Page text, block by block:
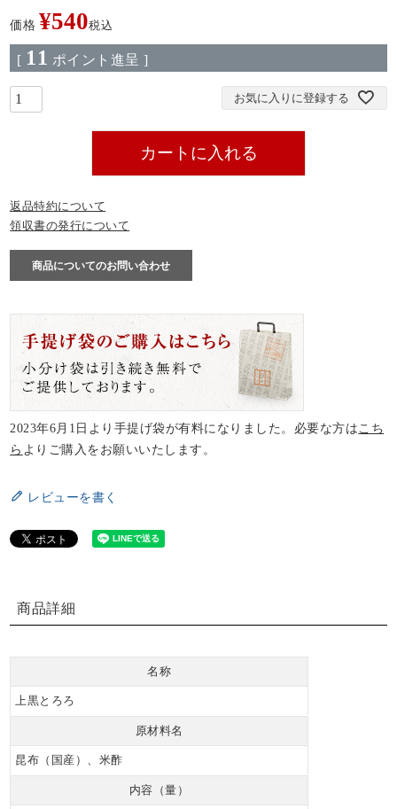
価格 ¥540税込
[ 11 ポイント進呈 ]
お気に入りに登録する
カートに入れる
返品特約について
領収書の発行について
商品についてのお問い合わせ
2023年6月1日より手提げ袋が有料になりました。必要な方はこち
ら よりご購入をお願いいたします。
レビューを書く
商品詳細
名称
上黒とろろ
原材料名
昆布（国産）、米酢
内容（量）